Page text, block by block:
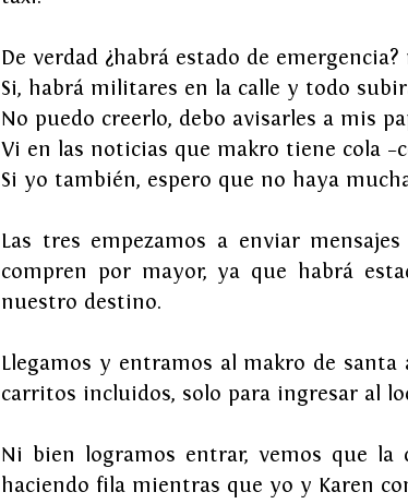
De verdad ¿habrá estado de
Si, habrá militares en la calle y todo
No puedo creerlo, debo avisarles a mis
Vi en las noticias que makro tiene cola
Si yo también, espero que no haya
Las tres empezamos a enviar
compren por mayor, ya que habrá
nuestro destino.
Llegamos y entramos al makro de
carritos incluidos, solo para ingresar al
Ni bien logramos entrar, vemos que la
haciendo fila mientras que yo y Karen